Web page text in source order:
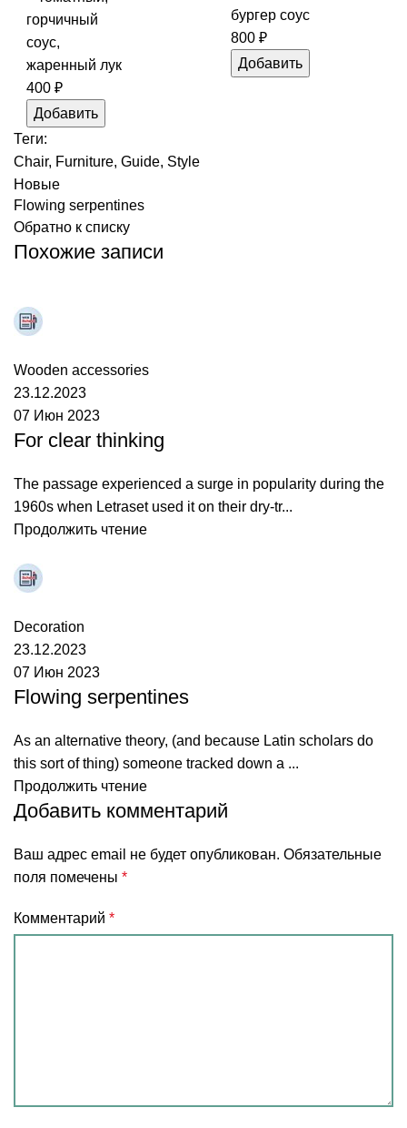
горчичный
соус,
жаренный лук
400 ₽
Добавить
бургер соус
800₽
Добавить
Теги:
Chair, Furniture, Guide, Style
Новые
Flowing serpentines
Обратно к списку
Похожие записи
Wooden accessories
23.12.2023
07 Июн 2023
For clear thinking
The passage experienced a surge in popularity during the
1960s when Letraset used it on their dry-tr...
Продолжить чтение
Decoration
23.12.2023
07 Июн 2023
Flowing serpentines
As an alternative theory, (and because Latin scholars do
this sort of thing) someone tracked down a ...
Продолжить чтение
Добавить комментарий
Ваш адрес email не будет опубликован. Обязательные
поля помечены *
Комментарий *